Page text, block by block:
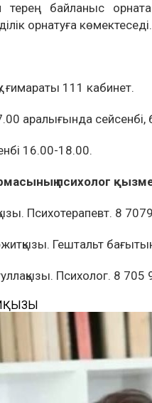
терең байланыс
орнатуға көмектеседі.
ғимараты 111 кабинет.
аралығында сейсенбі,
16.00-18.00.
психолог
Психотерапевт. 8
Гештальт
Психолог. 8 705